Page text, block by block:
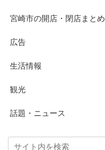
宮崎市の開店・閉店まとめ
広告
生活情報
観光
話題・ニュース